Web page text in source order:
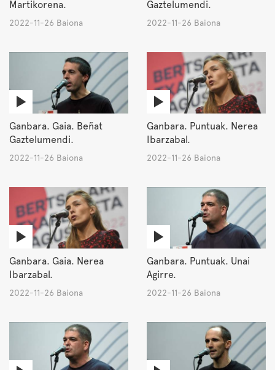
Martikorena.
2022-11-26 Baiona
Gaztelumendi.
2022-11-26 Baiona
Ganbara. Gaia. Beñat
Gaztelumendi.
2022-11-26 Baiona
Ganbara. Puntuak. Nerea
Ibarzabal.
2022-11-26 Baiona
Ganbara. Gaia. Nerea
Ibarzabal.
2022-11-26 Baiona
Ganbara. Puntuak. Unai
Agirre.
2022-11-26 Baiona